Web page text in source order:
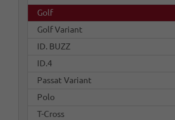
Golf
Golf Variant
ID. BUZZ
ID.4
Passat Variant
Polo
T-Cross